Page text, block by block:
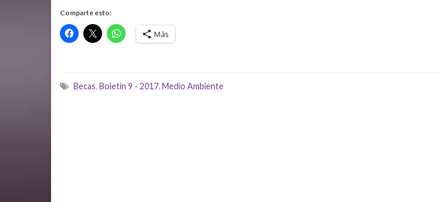
Comparte esto:
Más
Becas, Boletín 9 - 2017, Medio Ambiente